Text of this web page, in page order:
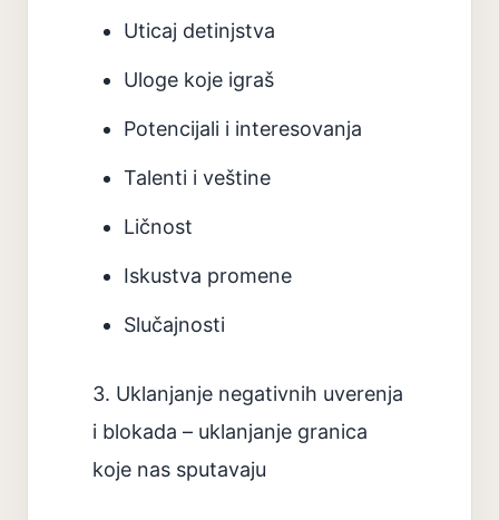
Uticaj detinjstva
Uloge koje igraš
Potencijali i interesovanja
Talenti i veštine
Ličnost
Iskustva promene
Slučajnosti
3. Uklanjanje negativnih uverenja
i blokada – uklanjanje granica
koje nas sputavaju